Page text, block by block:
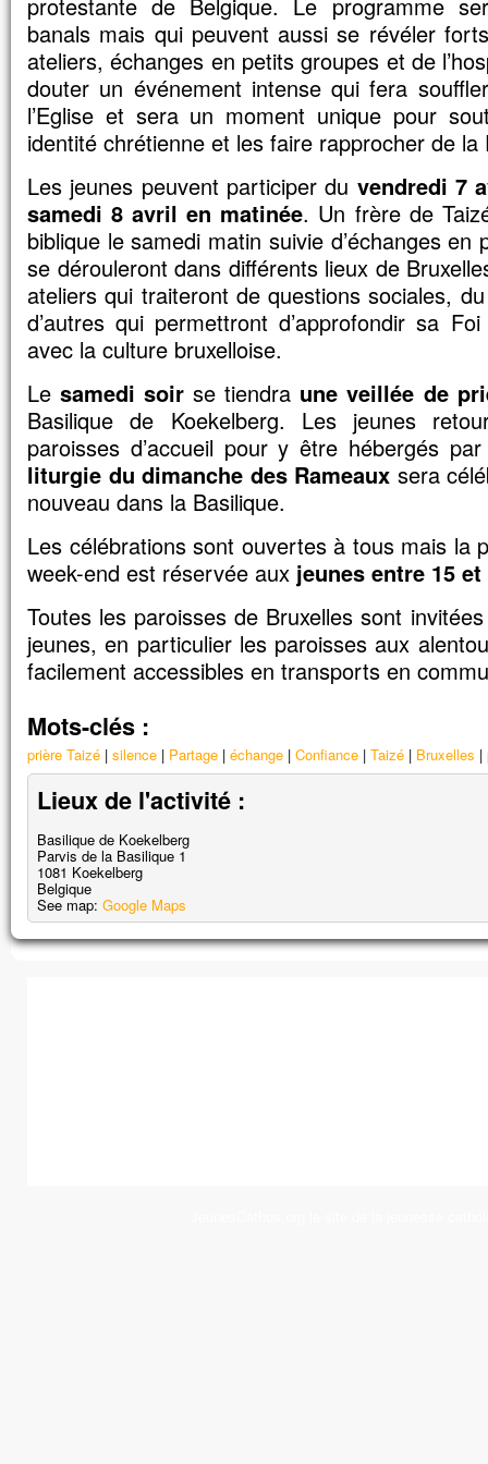
vous direz à cette montagne :
“Transporte-toi d’ici jusque là-bas”,
rien ne vous sera impossible. »
– Acclamons la Parole de Dieu.
banals mais qui peuvent aussi se révéler
ateliers, échanges en petits groupes et de
douter un événement intense qui fera
l’Eglise et sera un moment unique pour
identité chrétienne et les faire rapprocher de la
Les jeunes peuvent participer du vendredi 7
samedi 8 avril en matinée. Un frère de
biblique le samedi matin suivie d’échanges
se dérouleront dans différents lieux de
ateliers qui traiteront de questions sociales,
d’autres qui permettront d’approfondir sa
avec la culture bruxelloise.
Lesamedi soir se tiendra une veillée de
Basilique de Koekelberg. Les jeunes
paroisses d’accueil pour y être hébergés
liturgie du dimanche des Rameaux sera
nouveau dans la Basilique.
Les célébrations sont ouvertes à tous mais la
week-end est réservée aux jeunes entre 15 et
Toutes les paroisses de Bruxelles sont
jeunes, en particulier les paroisses aux
facilement accessibles en transports en
Mots-clés :
prière Taizé silence Partage échange Confiance Taizé Bruxelles
Lieux de l'activité :
Basilique de Koekelberg
Parvis de la Basilique 1
1081 Koekelberg
Belgique
See map: Google Maps
correctement sur